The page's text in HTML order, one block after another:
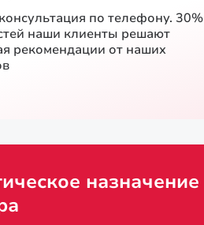
по телефону. 30%
наши клиенты решают
рекомендации от наших
назначение